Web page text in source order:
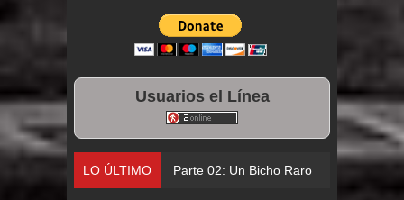
Usuarios el Línea
LO ÚLTIMO Parte 02: Un Bicho Raro